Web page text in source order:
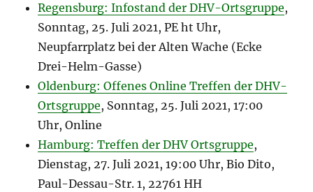
Regensburg: Infostand der DHV-Ortsgruppe,
Sonntag, 25. Juli 2021, PE ht Uhr,
Neupfarrplatz bei der Alten Wache (Ecke
Drei-Helm-Gasse)
Oldenburg: Offenes Online Treffen der DHV-
Ortsgruppe, Sonntag, 25. Juli 2021, 17:00
Uhr, Online
Hamburg: Treffen der DHV Ortsgruppe,
Dienstag, 27. Juli 2021, 19:00 Uhr, Bio Dito,
Paul-Dessau-Str. 1, 22761 HH